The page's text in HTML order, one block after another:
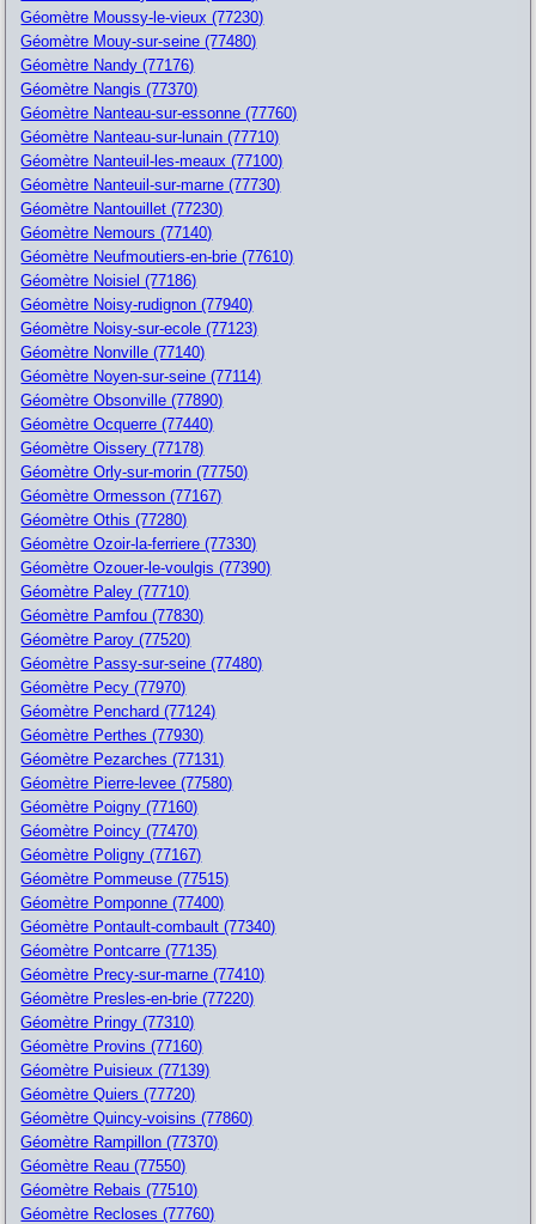
Géomètre Moussy-le-vieux (77230)
Géomètre Mouy-sur-seine (77480)
Géomètre Nandy (77176)
Géomètre Nangis (77370)
Géomètre Nanteau-sur-essonne (77760)
Géomètre Nanteau-sur-lunain (77710)
Géomètre Nanteuil-les-meaux (77100)
Géomètre Nanteuil-sur-marne (77730)
Géomètre Nantouillet (77230)
Géomètre Nemours (77140)
Géomètre Neufmoutiers-en-brie (77610)
Géomètre Noisiel (77186)
Géomètre Noisy-rudignon (77940)
Géomètre Noisy-sur-ecole (77123)
Géomètre Nonville (77140)
Géomètre Noyen-sur-seine (77114)
Géomètre Obsonville (77890)
Géomètre Ocquerre (77440)
Géomètre Oissery (77178)
Géomètre Orly-sur-morin (77750)
Géomètre Ormesson (77167)
Géomètre Othis (77280)
Géomètre Ozoir-la-ferriere (77330)
Géomètre Ozouer-le-voulgis (77390)
Géomètre Paley (77710)
Géomètre Pamfou (77830)
Géomètre Paroy (77520)
Géomètre Passy-sur-seine (77480)
Géomètre Pecy (77970)
Géomètre Penchard (77124)
Géomètre Perthes (77930)
Géomètre Pezarches (77131)
Géomètre Pierre-levee (77580)
Géomètre Poigny (77160)
Géomètre Poincy (77470)
Géomètre Poligny (77167)
Géomètre Pommeuse (77515)
Géomètre Pomponne (77400)
Géomètre Pontault-combault (77340)
Géomètre Pontcarre (77135)
Géomètre Precy-sur-marne (77410)
Géomètre Presles-en-brie (77220)
Géomètre Pringy (77310)
Géomètre Provins (77160)
Géomètre Puisieux (77139)
Géomètre Quiers (77720)
Géomètre Quincy-voisins (77860)
Géomètre Rampillon (77370)
Géomètre Reau (77550)
Géomètre Rebais (77510)
Géomètre Recloses (77760)